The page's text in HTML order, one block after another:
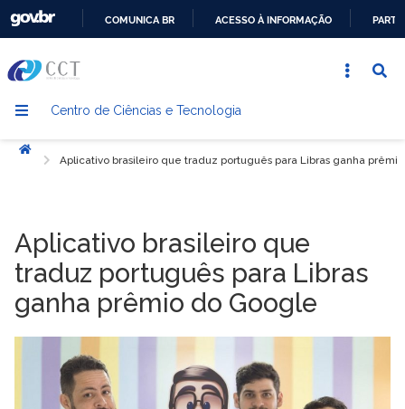
CONTEÚDO
COMUNICA BR ACESSO À INFORMAÇÃO
Centro de Ciências e Tecnologia
Início
Aplicativo brasileiro que traduz português para Libras ganha
Aplicativo brasileiro que
traduz português para Libras
ganha prêmio do Google